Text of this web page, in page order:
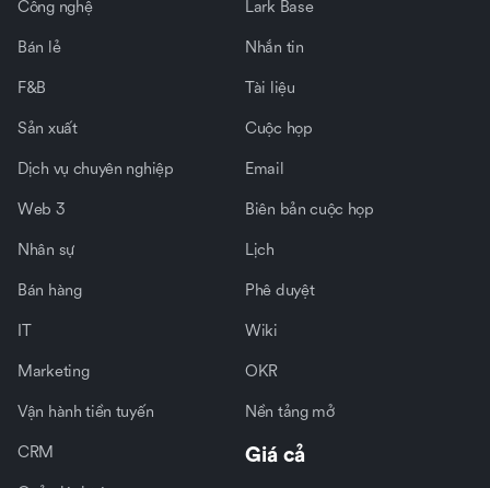
Công nghệ
Bán lẻ
F&B
Sản xuất
Dịch vụ chuyên nghiệp
Web 3
Nhân sự
Bán hàng
IT
Marketing
Vận hành tiền tuyến
CRM
Lark Base
Nhắn tin
Tài liệu
Cuộc họp
Email
Biên bản cuộc họp
Lịch
Phê duyệt
Wiki
OKR
Nền tảng mở
Giá cả